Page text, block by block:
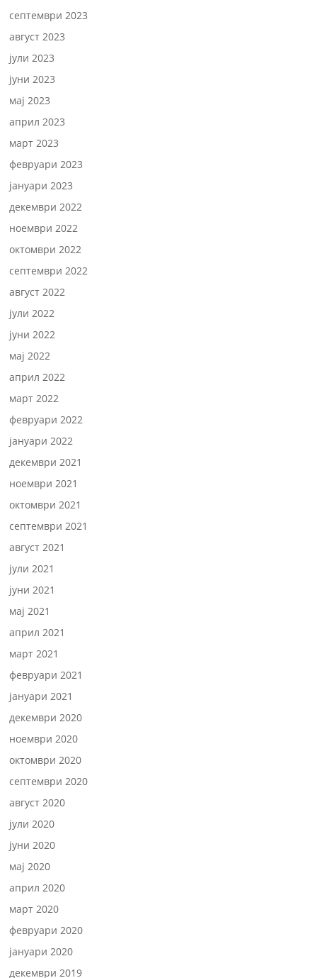
септември 2023
август 2023
јули 2023
јуни 2023
мај 2023
април 2023
март 2023
февруари 2023
јануари 2023
декември 2022
ноември 2022
октомври 2022
септември 2022
август 2022
јули 2022
јуни 2022
мај 2022
април 2022
март 2022
февруари 2022
јануари 2022
декември 2021
ноември 2021
октомври 2021
септември 2021
август 2021
јули 2021
јуни 2021
мај 2021
април 2021
март 2021
февруари 2021
јануари 2021
декември 2020
ноември 2020
октомври 2020
септември 2020
август 2020
јули 2020
јуни 2020
мај 2020
април 2020
март 2020
февруари 2020
јануари 2020
декември 2019